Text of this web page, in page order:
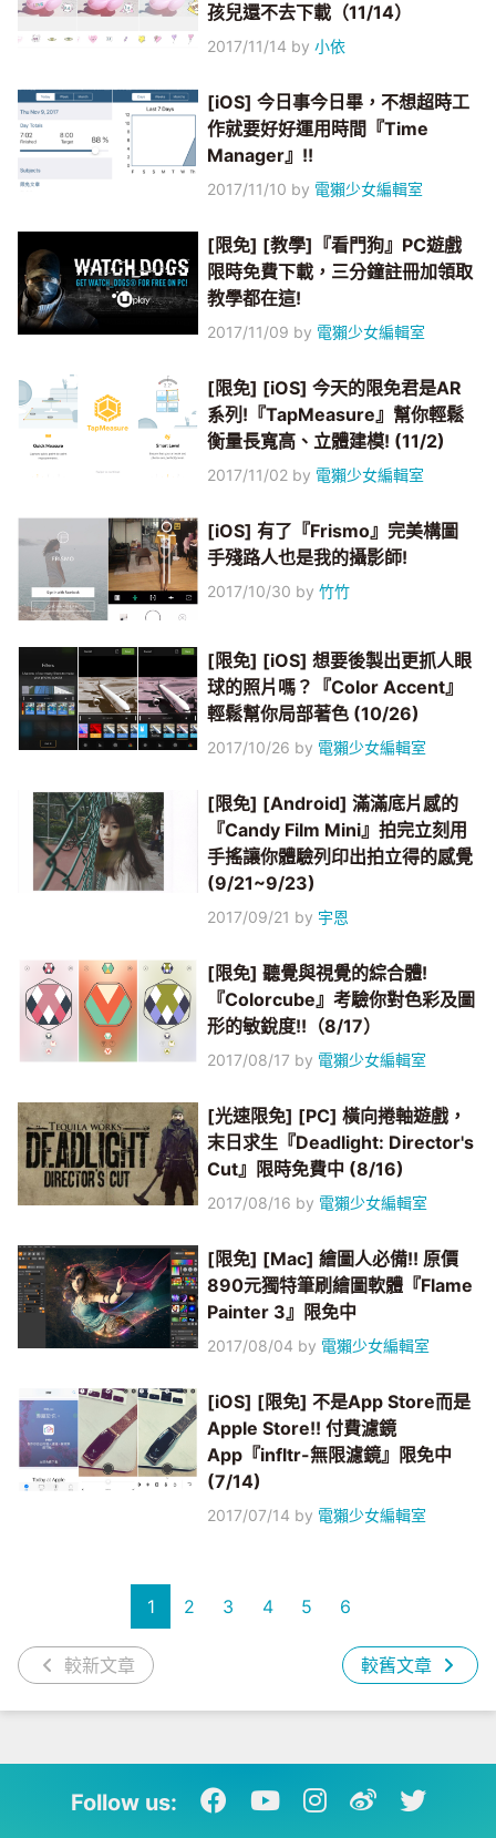
孩兒還不去下載（11/14）
2017/11/14 by小依
[iOS] 今日事今日畢，不想超時工
作就要好好運用時間『Time
Manager』!!
2017/11/10 by 電獺少女編輯室
[限免] [教學]『看門狗』PC遊戲
限時免費下載，三分鐘註冊加領取
教學都在這!
2017/11/09 by 電獺少女編輯室
[限免] [iOS] 今天的限免君是AR
系列!『TapMeasure』幫你輕鬆
衡量長寬高、立體建模! (11/2)
2017/11/02 by 電獺少女編輯室
[iOS] 有了『Frismo』完美構圖
手殘路人也是我的攝影師!
2017/10/30 by竹竹
[限免] [iOS] 想要後製出更抓人眼
球的照片嗎？『Color Accent』
輕鬆幫你局部著色 (10/26)
2017/10/26 by 電獺少女編輯室
[限免] [Android] 滿滿底片感的
『Candy Film Mini』拍完立刻用
手搖讓你體驗列印出拍立得的感覺
(9/21~9/23)
2017/09/21 by 宇恩
[限免] 聽覺與視覺的綜合體!
『Colorcube』考驗你對色彩及圖
形的敏銳度!!（8/17）
2017/08/17 by 電獺少女編輯室
[光速限免] [PC] 橫向捲軸遊戲，
末日求生『Deadlight: Director's
Cut』限時免費中 (8/16)
2017/08/16 by 電獺少女編輯室
[限免] [Mac] 繪圖人必備!! 原價
890元獨特筆刷繪圖軟體『Flame
Painter 3』限免中
2017/08/04 by 電獺少女編輯室
[iOS] [限免] 不是App Store而是
Apple Store!! 付費濾鏡
App『infltr-無限濾鏡』限免中
(7/14)
2017/07/14 by 電獺少女編輯室
較新文章
1 2 3 4 5 6
較舊文章
Follow us: